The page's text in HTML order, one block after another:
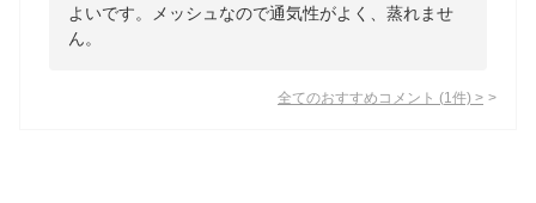
よいです。メッシュなので通気性がよく、蒸れませ
ん。
全てのおすすめコメント (1 件) >